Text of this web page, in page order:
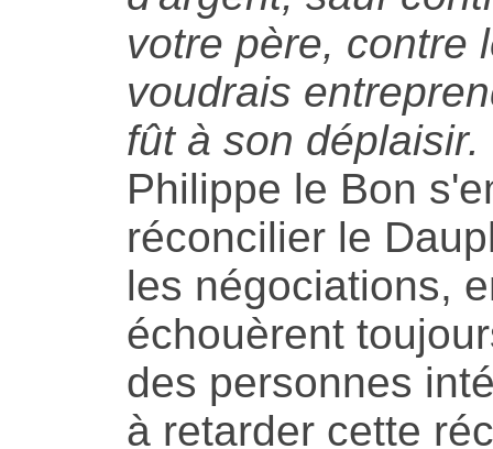
votre père, contre
voudrais
fût à son déplaisir.
Philippe le Bon
réconcilier le
les négociations,
échouèrent
des personnes
à retarder cette